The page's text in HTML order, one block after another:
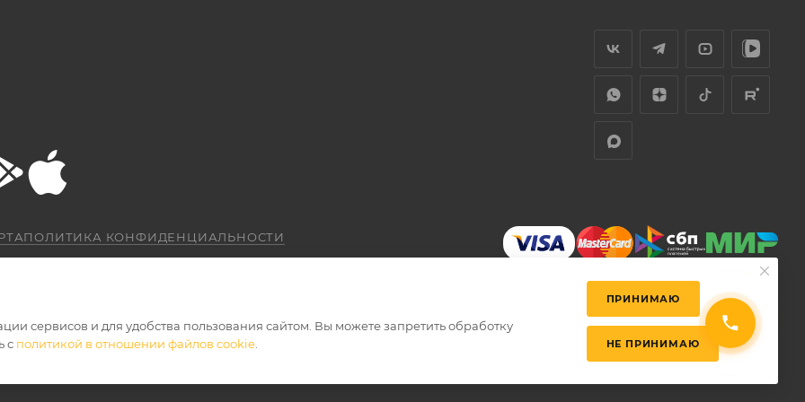
ПОЛИТИКА КОНФИДЕНЦИАЛЬНОСТИ
сервисов и для удобства пользования сайтом. Вы можете запретить обработку
с политикой в отношении файлов cookie
ПРИНИМАЮ
НЕ ПРИНИМАЮ